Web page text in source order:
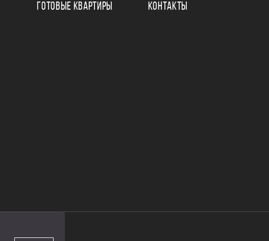
ГОТОВЫЕ КВАРТИРЫ
КОНТАКТЫ